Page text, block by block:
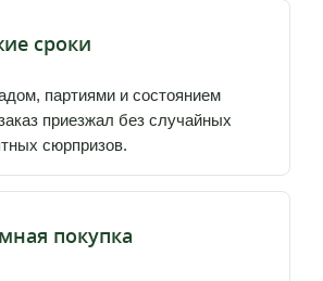
сроки
партиями и состоянием
приезжал без случайных
сюрпризов.
покупка